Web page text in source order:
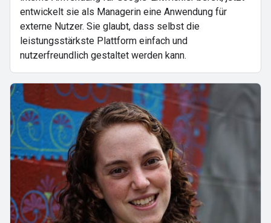
entwickelt sie als Managerin eine Anwendung für
externe Nutzer. Sie glaubt, dass selbst die
leistungsstärkste Plattform einfach und
nutzerfreundlich gestaltet werden kann.